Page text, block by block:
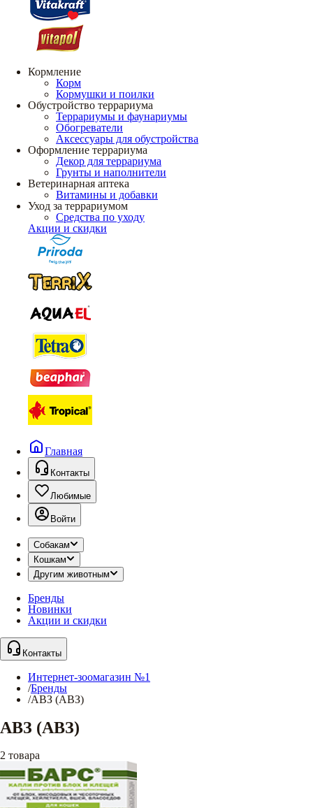
Кормление
Корм
Кормушки и поилки
Обустройство террариума
Террариумы и фаунариумы
Обогреватели
Аксессуары для обустройства
Оформление террариума
Декор для террариума
Грунты и наполнители
Ветеринарная аптека
Витамины и добавки
Уход за террариумом
Средства по уходу
Акции и скидки
Главная
Контакты
Любимые
Войти
Собакам
Кошкам
Другим животным
Бренды
Новинки
Акции и скидки
Контакты
Интернет-зоомагазин №1
/Бренды
/АВЗ (АВЗ)
АВЗ (АВЗ)
2 товара